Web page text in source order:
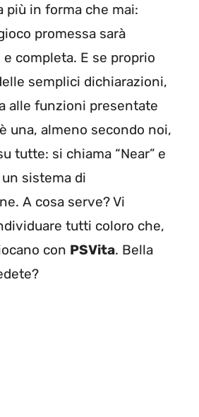
più in forma che mai:
promessa sarà
completa. E se proprio
semplici dichiarazioni,
alle funzioni presentate
una, almeno secondo noi,
tutte: si chiama “Near” e
sistema di
A cosa serve? Vi
tutti coloro che,
con PSVita. Bella